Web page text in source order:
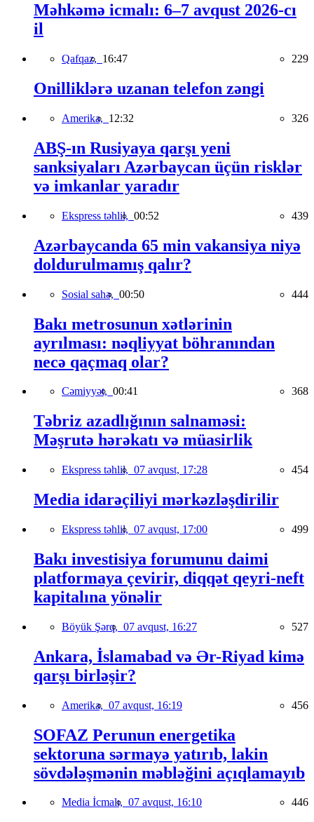
Məhkəmə icmalı: 6–7 avqust 2026-cı
il
Qafqaz, 16:47 229
Onilliklərə uzanan telefon zəngi
Amerika, 12:32 326
ABŞ-ın Rusiyaya qarşı yeni
sanksiyaları Azərbaycan üçün risklər
və imkanlar yaradır
Ekspress təhlil, 00:52 439
Azərbaycanda 65 min vakansiya niyə
doldurulmamış qalır?
Sosial sahə, 00:50 444
Bakı metrosunun xətlərinin
ayrılması: nəqliyyat böhranından
necə qaçmaq olar?
Cəmiyyət, 00:41 368
Təbriz azadlığının salnaməsi:
Məşrutə hərəkatı və müasirlik
Ekspress təhlil, 07 avqust, 17:28 454
Media idarəçiliyi mərkəzləşdirilir
Ekspress təhlil, 07 avqust, 17:00 499
Bakı investisiya forumunu daimi
platformaya çevirir, diqqət qeyri-neft
kapitalına yönəlir
Böyük Şərq, 07 avqust, 16:27 527
Ankara, İslamabad və Ər-Riyad kimə
qarşı birləşir?
Amerika, 07 avqust, 16:19 456
SOFAZ Perunun energetika
sektoruna sərmayə yatırıb, lakin
sövdələşmənin məbləğini açıqlamayıb
Media İcmalı, 07 avqust, 16:10 446